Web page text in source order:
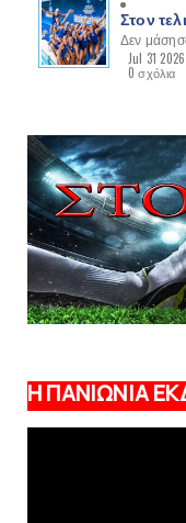
Στον
Δεν
Jul 31
0 σχόλια
Η ΠΑΝΙΩΝΙΑ